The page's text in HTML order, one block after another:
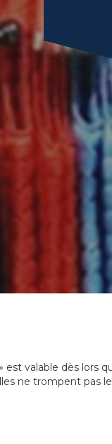
est valable dès lors
ne trompent pas